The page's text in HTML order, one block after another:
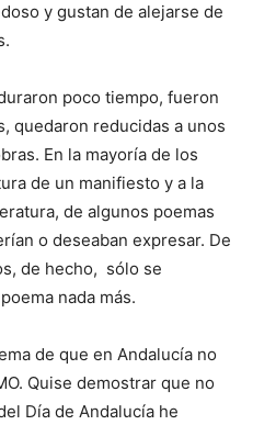
y gustan de alejarse de
poco tiempo, fueron
quedaron reducidas a unos
En la mayoría de los
de un manifiesto y a la
de algunos poemas
o deseaban expresar. De
de hecho, sólo se
nada más.
de que en Andalucía no
Quise demostrar que no
Día de Andalucía he